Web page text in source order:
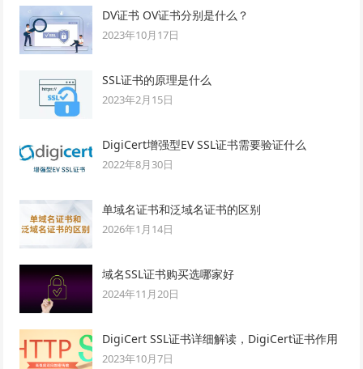
DV证书 OV证书分别是什么？
2023年10月17日
SSL证书的原理是什么
2023年2月15日
DigiCert增强型EV SSL证书需要验证什么
2022年8月30日
单域名证书和泛域名证书的区别
2026年1月14日
域名SSL证书购买选哪家好
2024年11月20日
DigiCert SSL证书详细解读，DigiCert证书作用
2023年10月7日